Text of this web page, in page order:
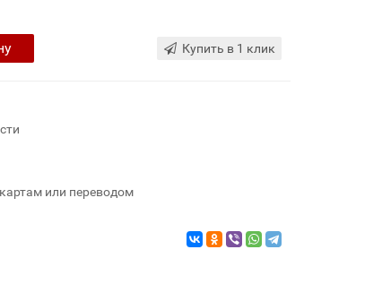
Купить в 1 клик
или переводом